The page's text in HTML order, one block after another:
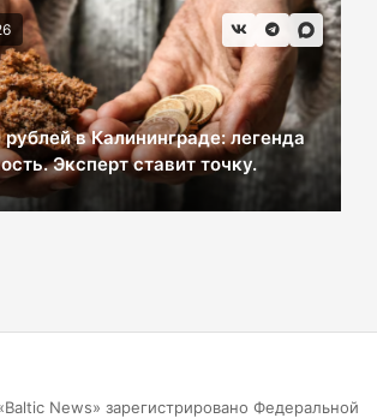
газовый терминал в
из-за ямочного ремонта на К.
липы
к депрессии
в Калининграде: легенда
Эксперт ставит точку.
News» зарегистрировано Федеральной